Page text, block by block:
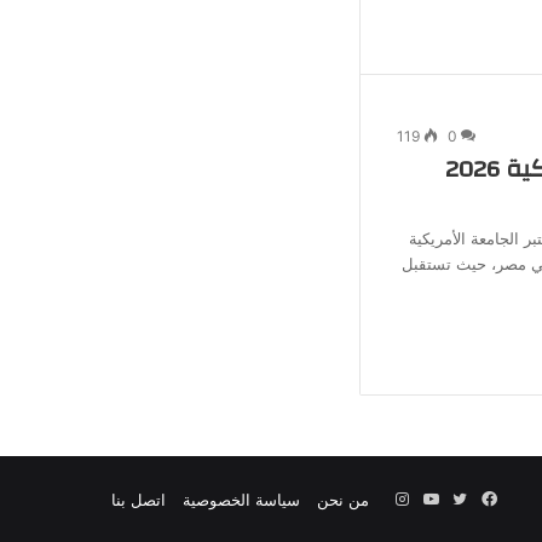
0
119
مصاريف الجامعة الامريكية 2026
الأمريكية لعام 2026تعتبر الجامعة الأمريكية
مصر، حيث تستقبل
من نحن سياسة الخصوصية اتصل بنا فيسبوك
تويتريوتيوبانستقرام